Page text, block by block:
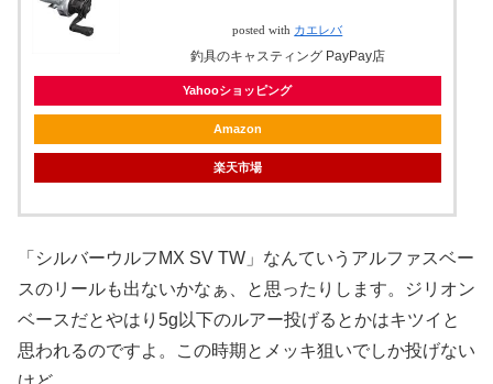
posted with カエレバ
釣具のキャスティング PayPay店
Yahooショッピング
Amazon
楽天市場
「シルバーウルフMX SV TW」なんていうアルファスベー
スのリールも出ないかなぁ、と思ったりします。ジリオン
ベースだとやはり5g以下のルアー投げるとかはキツイと
思われるのですよ。この時期とメッキ狙いでしか投げない